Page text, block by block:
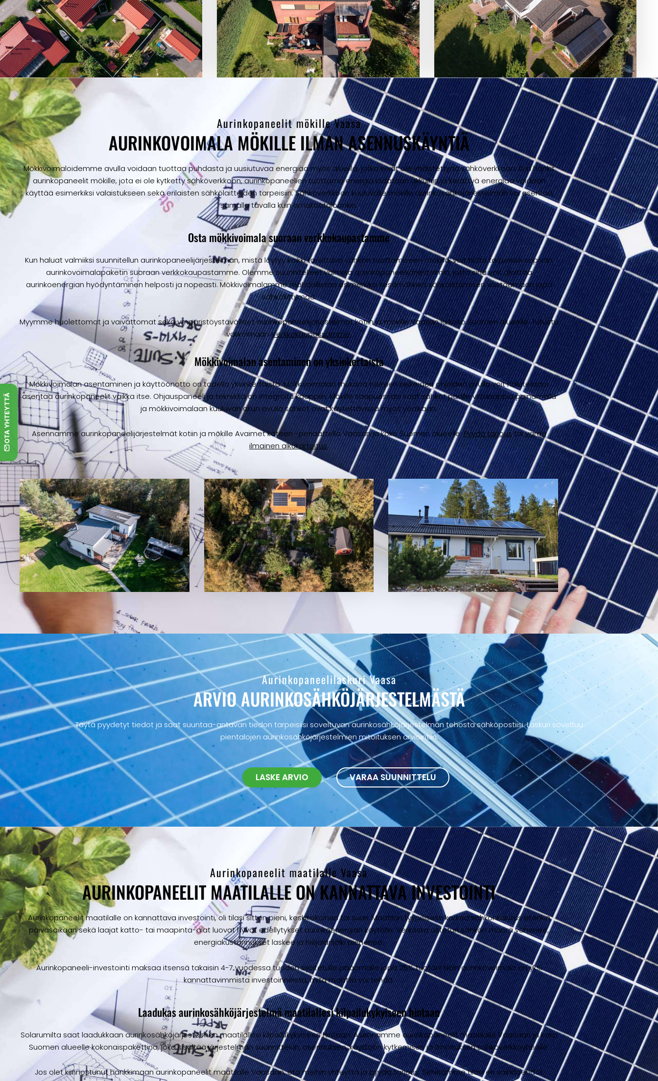
Aurinkopaneelit mökille Vaasa
AURINKOVOIMALA MÖKILLE ILMAN ASENNUSKÄYNTIÄ
Mökkivoimaloidemme avulla voidaan tuottaa puhdasta ja uusiutuvaa energiaa myös alueilla, jotka eivät ole yhdistettynä sähköverkkoon. Kun hankit
aurinkopaneelit mökille, jota ei ole kytketty sähköverkkoon, aurinkopaneelien tuottama energia ladataan akkuihin ja kerättyä energiaa voidaan
käyttää esimerkiksi valaistukseen sekä erilaisten sähkölaitteiden tarpeisiin. Sähköverkkoon kuuluvalle mökille aurinkosähköjärjestelmän voi asentaa
samalla tavalla kuin omakotitaloonkin.
Osta mökkivoimala suoraan verkkokaupastamme
Kun haluat valmiiksi suunnitellun aurinkopaneelijärjestelmän, mistä löytyy kaikki tarvittava sähkön tuottamiseen mökillä, voit tilata tarpeisiisi sopivan
aurinkovoimalapaketin suoraan verkkokaupastamme. Olemme suunnitelleet valmiita aurinkopaneelijärjestelmiä, jotta sinä voit aloittaa
aurinkoenergian hyödyntäminen helposti ja nopeasti. Mökkivoimalamme mahdollistaa esimerkiksi kesämökkien sähköistämisen vastaamaan jopa
sähköliittymää.
Myymme huolettomat ja vaivattomat sekä ympäristöystävälliset aurinkopaneelijärjestelmät kotiin ja mökille Vaasan ja koko Suomen alueelle. Tutustu
valikoimaanVerkkokaupassamme.
Mökkivoimalan asentaminen on yksinkertaista
Mökkivoimalan asentaminen ja käyttöönotto on todella yksinkertaista. Mökkivoimalan mukana tulevien selkeiden ohjeiden avulla voit halutessasi
asentaa aurinkopaneelit vaikka itse. Ohjauspaneeli ja tekniikka on integroitu kaappiin. Mökille saapuessasi saat sähköt päälle virtanappia painamalla
ja mökkivoimalaan kuuluvan akun avulla sähköt ovat käytettävissä myös yöaikaan.
Asennamme aurinkopaneelijärjestelmät kotiin ja mökille Avaimet käteen -periaattella Vaasan ja koko Suomen alueelle.Pyydä tarjoustaivaraa
ilmainen alkukartoitus.
Aurinkopaneelilaskuri Vaasa
ARVIO AURINKOSÄHKÖ­JÄRJESTELMÄSTÄ
Täytä pyydetyt tiedot ja saat suuntaa-antavan tiedon tarpeisiisi soveltuvan aurinkosähköjärjestelmän tehosta sähköpostiisi. Laskuri soveltuu
pientalojen aurinkosähköjärjestelmien mitoituksen arviointiin.
LASKE ARVIO VARAA SUUNNITTELU
Aurinkopaneelit maatilalle Vaasa
AURINKOPANEELIT MAATILALLE ON KANNATTAVA INVESTOINTI
Aurinkopaneelit maatilalle on kannattava investointi, oli tilasi sitten pieni, keskikokoinen tai suuri. Maatilan tyypillisesti korkea sähkönkulutus etenkin
päiväsaikaan sekä laajat katto- tai maapinta-alat luovat hyvät edellytykset aurinkoenergian käytölle. Verkosta ostetun sähkön määrä vähenee,
energiakustannukset laskee ja hiilijalanjälki pienenee.
Aurinkopaneeli-investointi maksaa itsensä takaisin 4-7 vuodessa tuoden sijoitetulle pääomalle jopa 25% tuoton! Näin aurinkovoimala on yksi
kannattavimmista investoinneista, mitä maatila voi tehdä.
Laadukas aurinkosähköjärjestelmä maatilallesi kilpailukykyiseen hintaan
Solarumilta saat laadukkaan aurinkosähköjärjestelmän maatilallesi kilpailukykyiseen hintaan. Asennamme aurinkopaneelit maatilalle Vaasaan ja koko
Suomen alueelle kokonaispakettina, joka sisältää järjestelmän suunnittelun, asennuksen, käyttöön kytkemisen ja ilmoituksen sähköverkkoyhtiölle.
Jos olet kiinnostunut hankkimaan aurinkopaneelit maatilalle Vaasaan, ota meihin yhteyttä ja pyydä tarjous. Selvitämme tilasi eri vaihdoehdot
OTA YHTEYTTÄ